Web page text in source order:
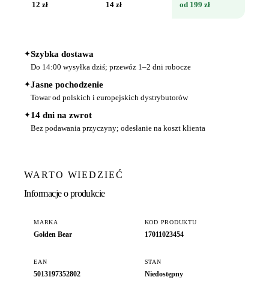
12 zł 14 zł od 199 zł
✦Szybka dostawa
Do 14:00 wysyłka dziś; przewóz 1–2 dni robocze
✦Jasne pochodzenie
Towar od polskich i europejskich dystrybutorów
✦14 dni na zwrot
Bez podawania przyczyny; odesłanie na koszt klienta
WARTO WIEDZIEĆ
Informacje o produkcie
MARKA
Golden Bear
KOD PRODUKTU
17011023454
EAN
5013197352802
STAN
Niedostępny